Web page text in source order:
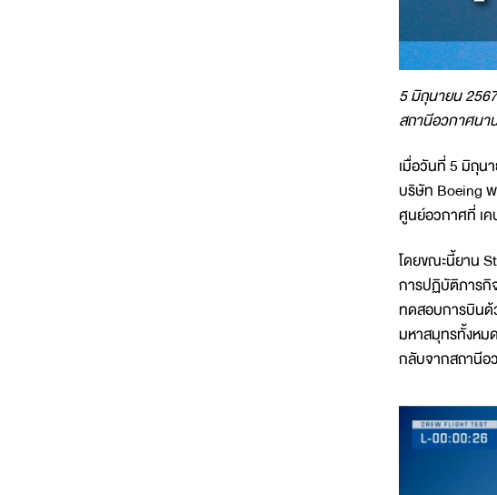
5 มิถุนายน
สถานีอวกาศนา
เมื่อวันที่ 5 มิถุน
บริษัท Boeing
ศูนย์อวกาศที่ เค
โดยขณะนี้ยาน
การปฏิบัติภารกิ
ทดสอบการบินด้
มหาสมุทรทั้งหม
กลับจากสถานีอ